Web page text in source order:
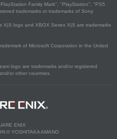
Family Mark", "PlayStation", "PS5
trademarks or trademarks of Sony
X|S logo and XBOX Series X|S are trademarks
of Microsoft Corporation in the United
logo are trademarks and/or registered
or other countries.
ENIX
YOSHITAKA AMANO